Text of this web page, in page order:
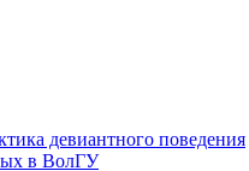
девиантного поведения
в ВолГУ